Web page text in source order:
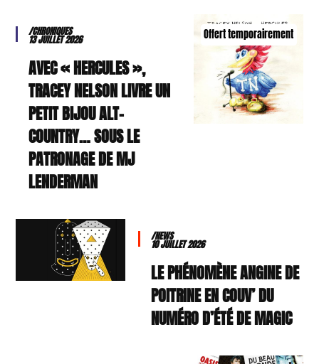
Offert temporairement
/CHRONIQUES
13 JUILLET 2026
AVEC « HERCULES »,
TRACEY NELSON LIVRE UN
PETIT BIJOU ALT-
COUNTRY… SOUS LE
PATRONAGE DE MJ
LENDERMAN
/NEWS
10 JUILLET 2026
LE PHÉNOMÈNE ANGINE DE
POITRINE EN COUV’ DU
NUMÉRO D’ÉTÉ DE MAGIC